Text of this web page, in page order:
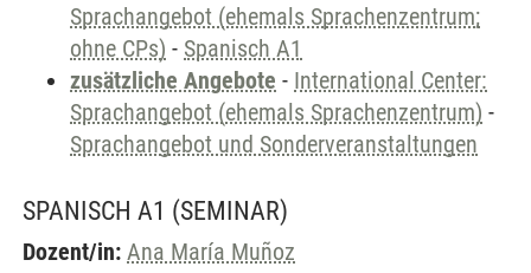
Sprachangebot (ehemals Sprachenzentrum;
ohne CPs) - Spanisch A1
zusätzliche Angebote - International Center:
Sprachangebot (ehemals Sprachenzentrum) -
Sprachangebot und Sonderveranstaltungen
SPANISCH A1 (SEMINAR)
Dozent/in: Ana María Muñoz